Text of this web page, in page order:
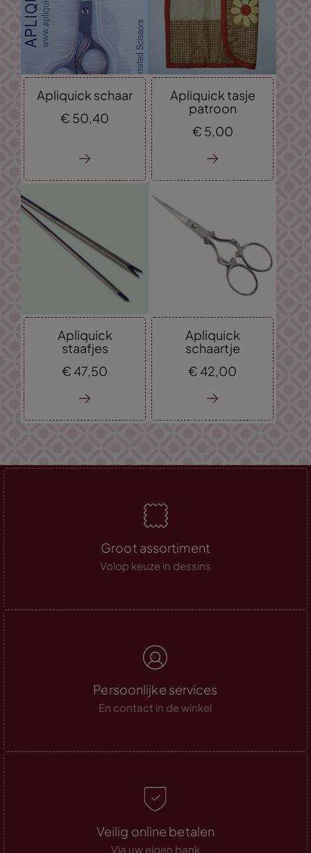
Apliquick schaar
€ 50,40
Apliquick tasje
patroon
€ 5,00
Apliquick
staafjes
€ 47,50
Apliquick
schaartje
€ 42,00
Groot assortiment
Volop keuze in dessins
Persoonlijke services
En contact in de winkel
Veilig online betalen
Via uw eigen bank